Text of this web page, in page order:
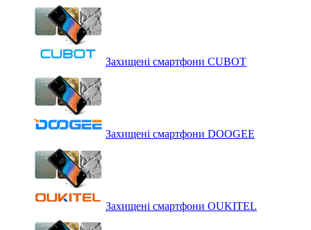
Захищені смартфони CUBOT
Захищені смартфони DOOGEE
Захищені смартфони OUKITEL